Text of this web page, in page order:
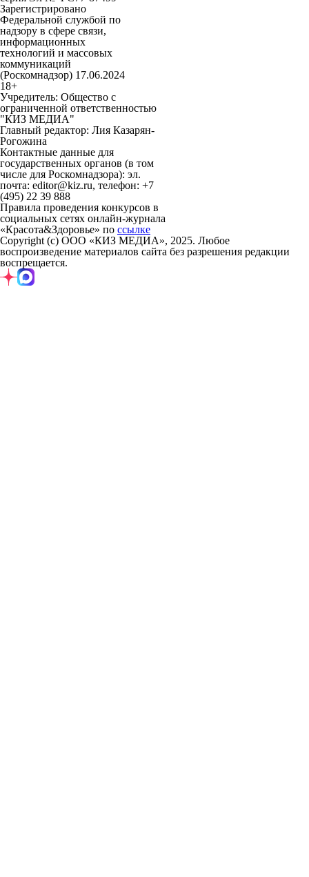
Зарегистрировано
Федеральной службой по
надзору в сфере связи,
информационных
технологий и массовых
коммуникаций
(Роскомнадзор) 17.06.2024
18+
Учредитель: Общество с
ограниченной ответственностью
"КИЗ МЕДИА"
Главный редактор: Лия Казарян-
Рогожина
Контактные данные для
государственных органов (в том
числе для Роскомнадзора): эл.
почта: editor@kiz.ru, телефон: +7
(495) 22 39 888
Правила проведения конкурсов в
социальных сетях онлайн-журнала
«Красота&Здоровье» по ссылке
Copyright (с) ООО «КИЗ МЕДИА», 2025. Любое
воспроизведение материалов сайта без разрешения редакции
воспрещается.